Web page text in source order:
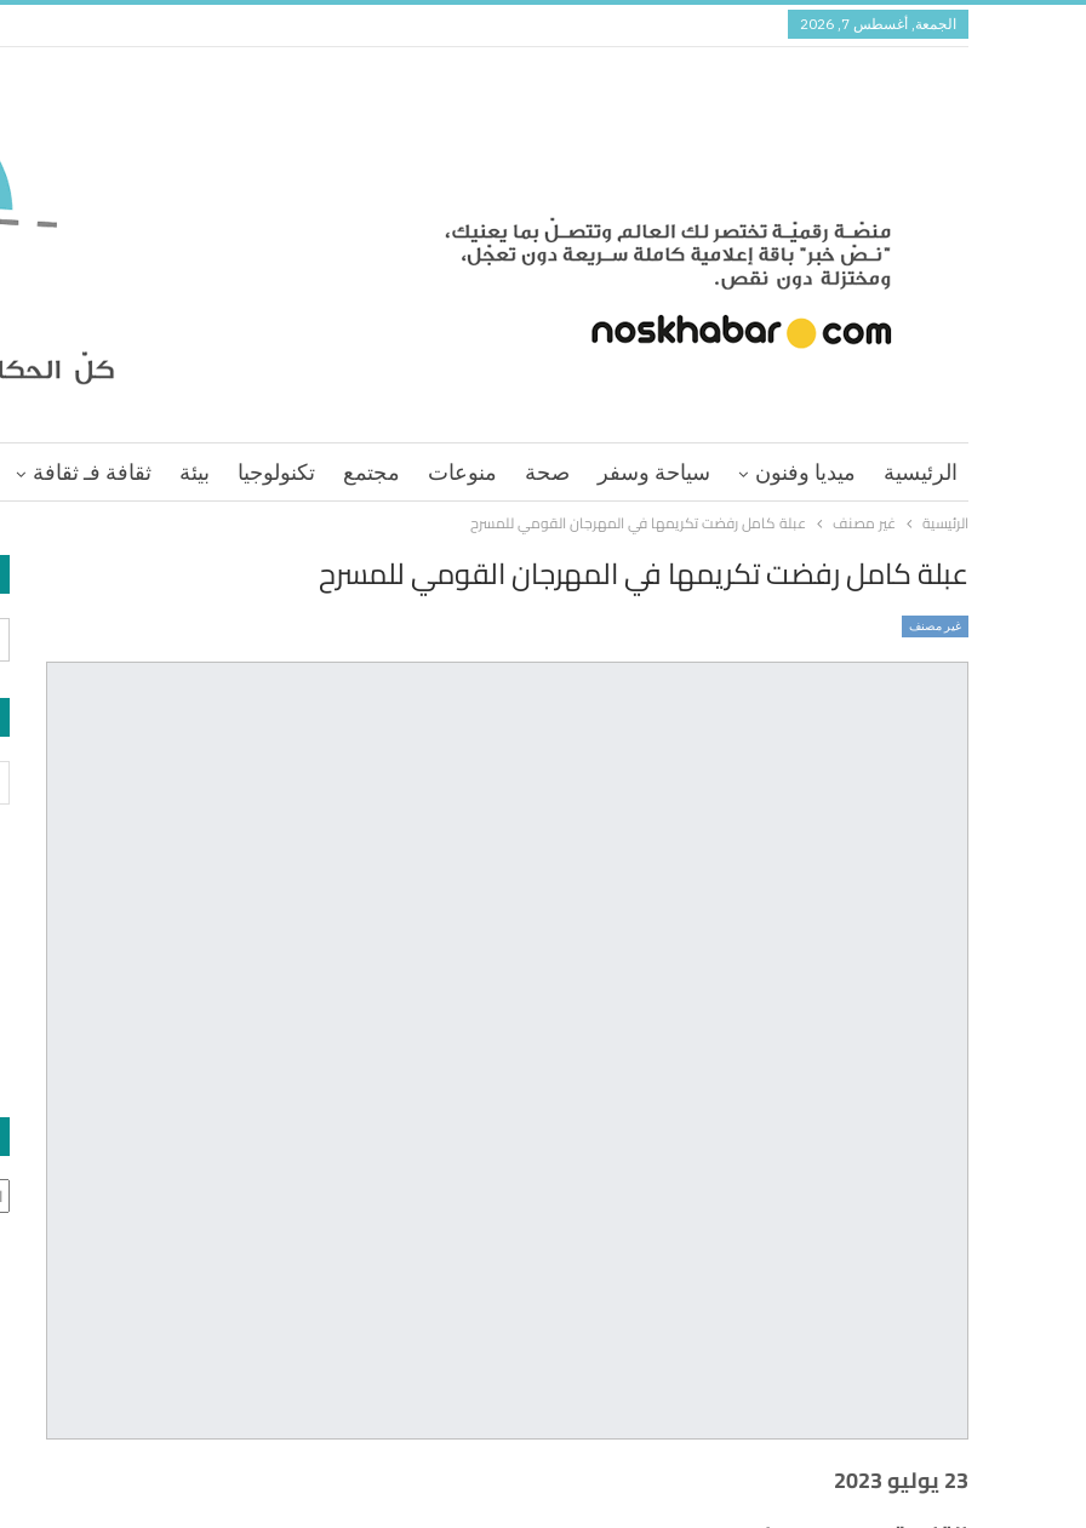
الجمعة, أغسطس 7, 2026
الرئيسية ميديا وفنون سياحة وسفر صحة منوعات مجتمع تكنولوجيا بيئة ثقافة فـ ثقافة
الرئيسية
غير مصنف عبلة كامل رفضت تكريمها في المهرجان القومي للمسرح
عبلة كامل رفضت تكريمها في المهرجان القومي للمسرح
غير مصنف
23 يوليو 2023